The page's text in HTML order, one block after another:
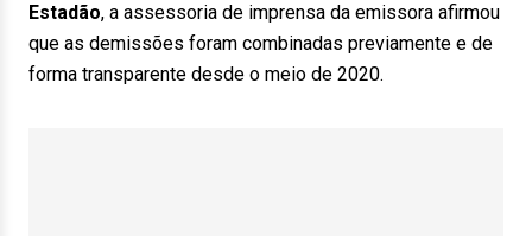
Estadão, a assessoria de imprensa da emissora afirmou
que as demissões foram combinadas previamente e de
forma transparente desde o meio de 2020.